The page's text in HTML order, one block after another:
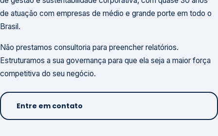
de atuação com empresas de médio e grande porte em todo o
Brasil.
Não prestamos consultoria para preencher relatórios.
Estruturamos a sua governança para que ela seja a maior força
competitiva do seu negócio.
Entre em contato